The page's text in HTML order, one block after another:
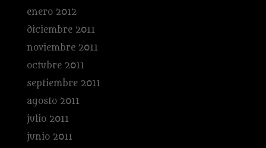
enero 2012
diciembre 2011
noviembre 2011
octubre 2011
septiembre 2011
agosto 2011
julio 2011
junio 2011